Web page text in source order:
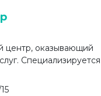
центр, оказывающий
Специализируется